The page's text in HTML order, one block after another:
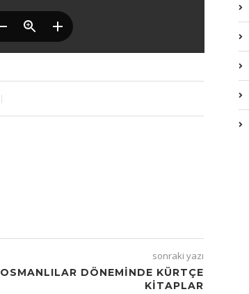
sonraki yazı
OSMANLILAR DÖNEMINDE KÜRTÇE
KITAPLAR